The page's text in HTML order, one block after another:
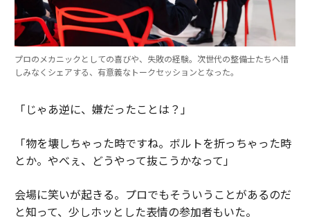
プロのメカニックとしての喜びや、失敗の経験。次世代の整備士たちへ惜
しみなくシェアする、有意義なトークセッションとなった。
「じゃあ逆に、嫌だったことは？」
「物を壊しちゃった時ですね。ボルトを折っちゃった時
とか。やべぇ、どうやって抜こうかなって」
会場に笑いが起きる。プロでもそういうことがあるのだ
と知って、少しホッとした表情の参加者もいた。